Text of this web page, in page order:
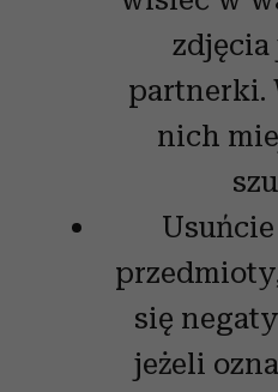
zdjęcia
partnerki.
nich
się
jeżeli